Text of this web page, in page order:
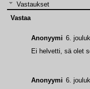
Vastaukset
Anonyymi 6.
Ei helvetti, sä olet
Anonyymi 6.
Vastaa